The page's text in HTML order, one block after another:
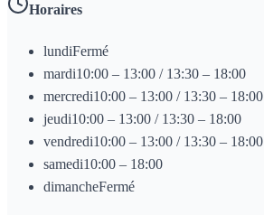
Horaires
lundiFermé
mardi10:00 – 13:00 / 13:30 – 18:00
mercredi10:00 – 13:00 / 13:30 – 18:00
jeudi10:00 – 13:00 / 13:30 – 18:00
vendredi10:00 – 13:00 / 13:30 – 18:00
samedi10:00 – 18:00
dimancheFermé